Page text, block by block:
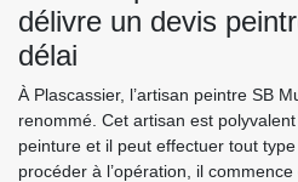
délivre un devis
délai
À Plascassier, l’artisan peintre SB
renommé. Cet artisan est
peinture et il peut effectuer tout
procéder à l’opération, il